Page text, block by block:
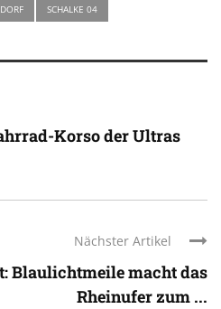
SCHALKE 04
Korso der Ultras
Nächster Artikel
Blaulichtmeile macht das
Rheinufer zum ...